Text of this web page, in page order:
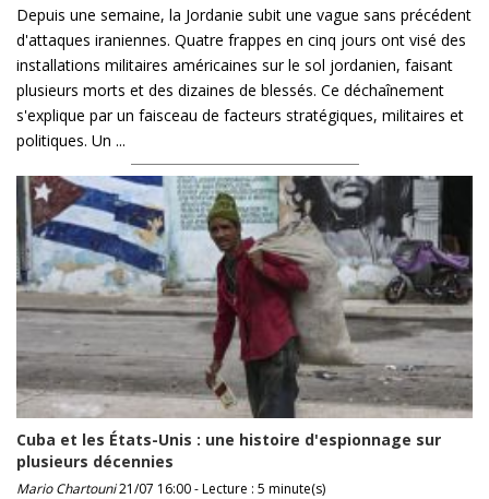
Depuis une semaine, la Jordanie subit une vague sans précédent
d'attaques iraniennes. Quatre frappes en cinq jours ont visé des
installations militaires américaines sur le sol jordanien, faisant
plusieurs morts et des dizaines de blessés. Ce déchaînement
s'explique par un faisceau de facteurs stratégiques, militaires et
politiques. Un ...
Cuba et les États-Unis : une histoire d'espionnage sur
plusieurs décennies
Mario Chartouni21/07 16:00 - Lecture : 5 minute(s)